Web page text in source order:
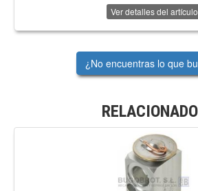
Ver detalles del artículo
¿No encuentras lo que